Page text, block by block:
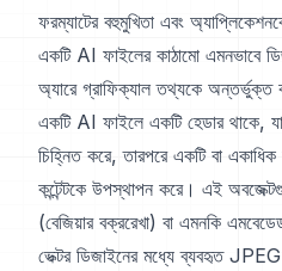
ফরম্যাটের বহুমুখিতা এবং
একটি AI ফাইলের কাঠামো এমনভাবে
অ্যারে গ্রাফিক্যাল তথ্যকে
একটি AI ফাইলে একটি হেডার থাকে,
চিহ্নিত করে, তারপরে একটি বা
কন্টেন্টকে উপস্থাপন করে। এই
(বেজিয়ার বক্ররেখা) বা এমনকি
ভেক্টর ডিজাইনের মধ্যে ব্যবহৃত